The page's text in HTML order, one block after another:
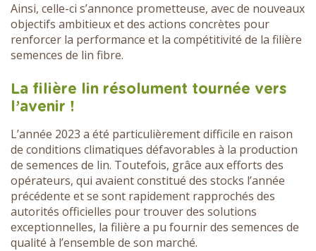
Ainsi, celle-ci s’annonce prometteuse, avec de nouveaux
objectifs ambitieux et des actions concrètes pour
renforcer la performance et la compétitivité de la filière
semences de lin fibre.
La filière lin résolument tournée vers
l’avenir !
L’année 2023 a été particulièrement difficile en raison
de conditions climatiques défavorables à la production
de semences de lin. Toutefois, grâce aux efforts des
opérateurs, qui avaient constitué des stocks l’année
précédente et se sont rapidement rapprochés des
autorités officielles pour trouver des solutions
exceptionnelles, la filière a pu fournir des semences de
qualité à l’ensemble de son marché.